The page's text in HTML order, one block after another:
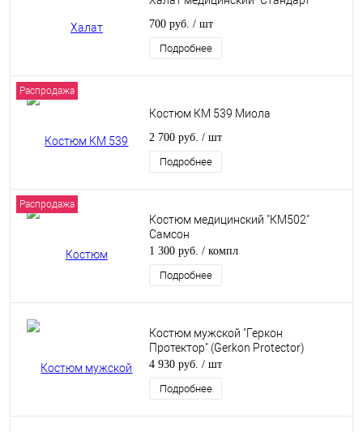
700 руб. / шт
Подробнее
Распродажа
Костюм КМ 539 Миола
2 700 руб. / шт
Подробнее
Распродажа
Костюм медицинский "КМ502"
Самсон
1 300 руб. / компл
Подробнее
Костюм мужской "Геркон
Протектор" (Gerkon Protector)
4 930 руб. / шт
Подробнее